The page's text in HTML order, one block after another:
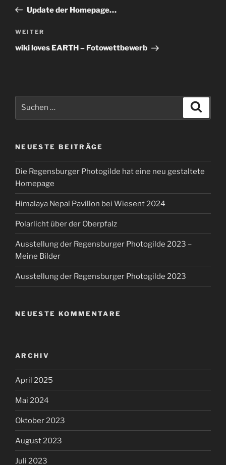
Beitrag
Update der Homepage…
Nächster
Beitrag
WEITER
wiki loves EARTH – Fotowettbewerb
NEUESTE BEITRÄGE
Die Regensburger Photogilde hat eine neu gestaltete
Homepage
Himalaya Nepal Pavillon bei Wiesent 2024
Polarlicht über der Oberpfalz
Ausstellung der Regensburger Photogilde 2023 –
Meine Bilder
Ausstellung der Regensburger Photogilde 2023
NEUESTE KOMMENTARE
ARCHIV
April 2025
Mai 2024
Oktober 2023
August 2023
Juli 2023